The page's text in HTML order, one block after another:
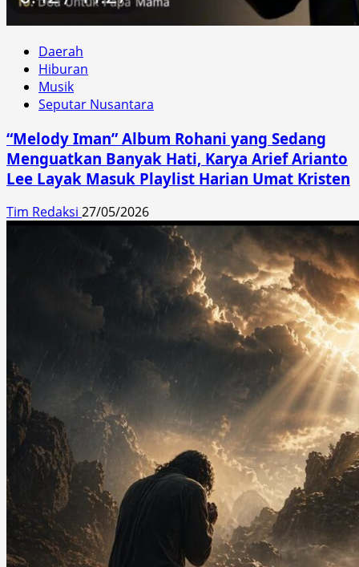
Daerah
Hiburan
Musik
Seputar Nusantara
“Melody Iman” Album Rohani yang Sedang
Menguatkan Banyak Hati, Karya Arief Arianto
Lee Layak Masuk Playlist Harian Umat Kristen
Tim Redaksi 27/05/2026